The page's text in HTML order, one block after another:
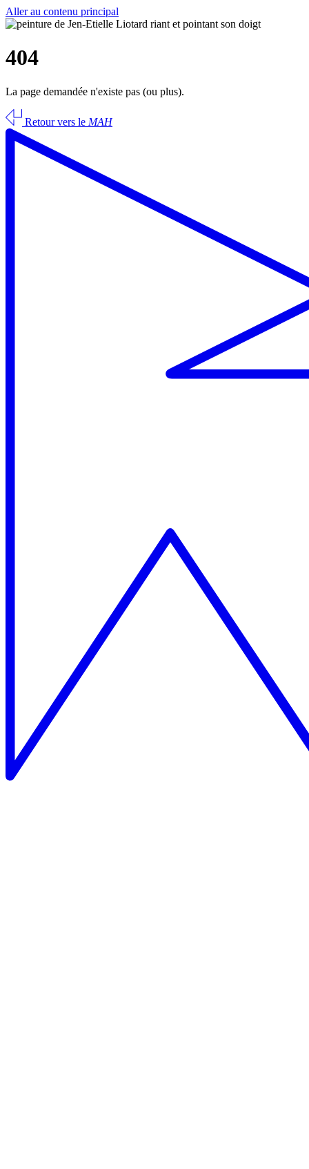
Aller au contenu principal
404
La page demandée n'existe pas (ou plus).
Retour vers le MAH